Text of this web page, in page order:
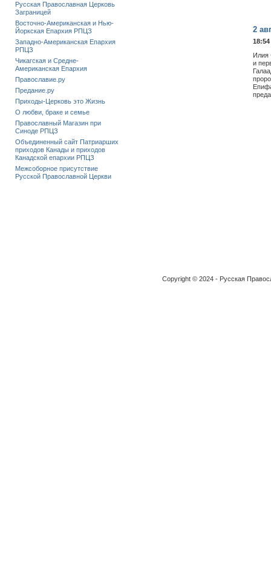
2
18:54
Илия
и
Русская Православная Церковь
Заграницей
Восточно-Американская и Нью-
Йоркская Епархия РПЦЗ
Западно-Американская Епархия
РПЦЗ
Чикагская и Средне-
Американская Епархия
Православие.ру
Предание.ру
Приходы-Церковь это Жизнь
О любви, браке и семье
Православный Магазин при
Синоде РПЦЗ
Объединенный сайт Патриарших
приходов Канады и приходов
Канадской епархии РПЦЗ
Межсоборное присутствие
Русской Православной Церкви
Copyright © 2024 - Русская